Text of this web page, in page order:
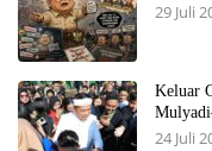
29 Juli
Keluar
24 Juli